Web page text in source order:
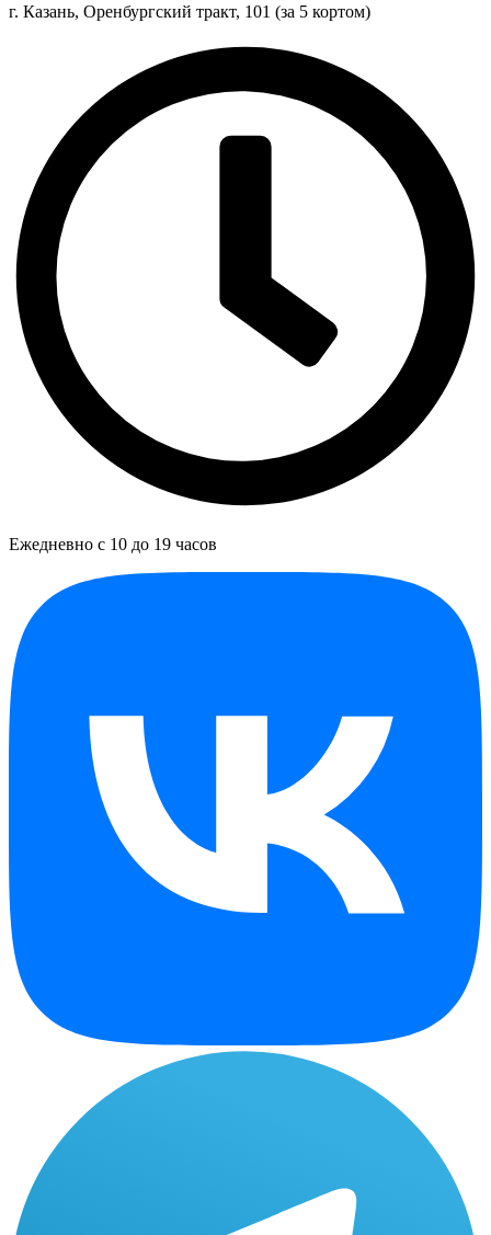
г. Казань, Оренбургский тракт, 101 (за 5 кортом)
Ежедневно с 10 до 19 часов